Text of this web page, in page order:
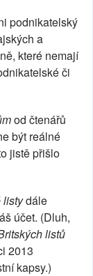
podnikatelský
a
které nemají
či
od čtenářů
být reálné
jistě přišlo
listydále
účet. (Dluh,
listů
2013
kapsy.)